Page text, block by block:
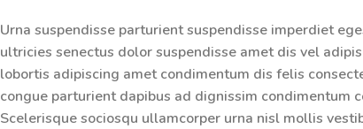
Urna suspendisse parturient suspendisse imperdiet
ultricies senectus dolor suspendisse amet dis vel
lobortis adipiscing amet condimentum dis felis
congue parturient dapibus ad dignissim condimentum
Scelerisque sociosqu ullamcorper urna nisl mollis